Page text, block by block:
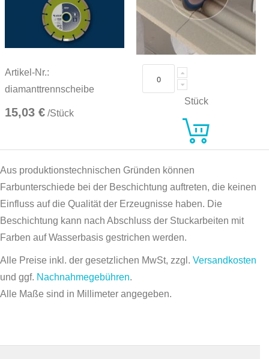
Artikel-Nr.:
diamanttrennscheibe
15,03 € /Stück
Stück
Aus produktionstechnischen Gründen können
Farbunterschiede bei der Beschichtung auftreten, die keinen
Einfluss auf die Qualität der Erzeugnisse haben. Die
Beschichtung kann nach Abschluss der Stuckarbeiten mit
Farben auf Wasserbasis gestrichen werden.
Alle Preise inkl. der gesetzlichen MwSt, zzgl. Versandkosten
und ggf. Nachnahmegebühren.
Alle Maße sind in Millimeter angegeben.